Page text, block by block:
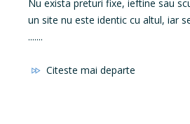
Nu exista preturi fixe, ieftine sau
un site nu este identic cu altul, iar
.......
Citeste mai departe